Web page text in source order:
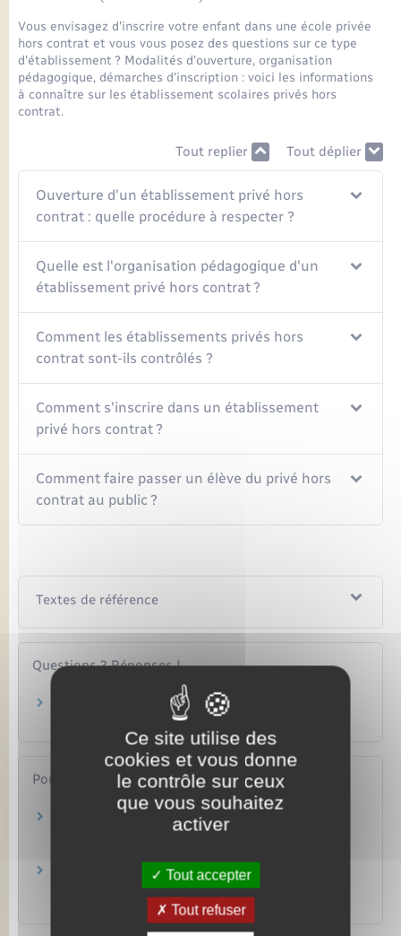
Transports
Voirie et espace public
Vous envisagez d'inscrire votre enfant dans une école privée
hors contrat et vous vous posez des questions sur ce type
d'établissement ? Modalités d'ouverture, organisation
pédagogique, démarches d'inscription : voici les informations
à connaître sur les établissement scolaires privés hors
contrat.
Tout replier Tout déplier
Ouverture d'un établissement privé hors
contrat : quelle procédure à respecter ?
Quelle est l'organisation pédagogique d'un
établissement privé hors contrat ?
Comment les établissements privés hors
contrat sont-ils contrôlés ?
Comment s'inscrire dans un établissement
privé hors contrat ?
Comment faire passer un élève du privé hors
contrat au public ?
Textes de référence
Questions ? Réponses !
Primaire et secondaire : comment s'effectue le
passage du privé au public ?
Pour en savoir plus
Les établissements d'enseignement scolaire
Socle commun de connaissances, de
compétences et de culture
Ministère chargé de l'éducation
Ce site utilise des
cookies et vous donne
le contrôle sur ceux
que vous souhaitez
activer
Tout accepter
Tout refuser